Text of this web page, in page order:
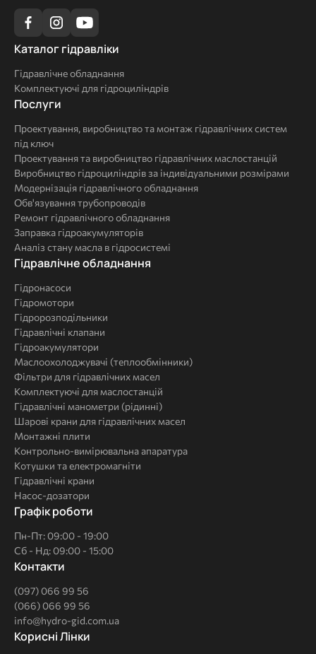
Каталог
Каталог гідравліки
Гідравлічне обладнання
Комплектуючі для гідроциліндрів
Послуги
Послуги
Проектування, виробництво та монтаж гідравлічних систем
під ключ
Проектування та виробництво гідравлічних маслостанцій
Виробництво гідроциліндрів за індивідуальними розмірами
Модернізація гідравлічного обладнання
Обв'язування трубопроводів
Ремонт гідравлічного обладнання
Заправка гідроакумуляторів
Аналіз стану масла в гідросистемі
Комплексні
Гідравлічне обладнання
Гідронасоси
Гідромотори
Гідророзподільники
Гідравлічні клапани
Гідроакумулятори
Маслоохолоджувачі (теплообмінники)
Фільтри для гідравлічних масел
Комплектуючі для маслостанцій
Гідравлічні манометри (рідинні)
Шарові крани для гідравлічних масел
Монтажні плити
Контрольно-вимірювальна апаратура
Котушки та електромагніти
Гідравлічні крани
Насос-дозатори
Графік роботи
Пн-Пт: 09:00 - 19:00
Сб - Нд: 09:00 - 15:00
Контакти
(097) 066 99 56
(066) 066 99 56
info@hydro-gid.com.ua
Корисні
Корисні Лінки